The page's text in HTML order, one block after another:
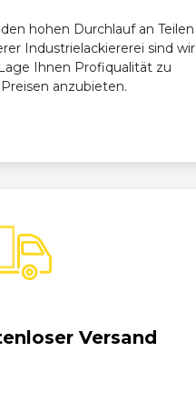
hohen Durchlauf an Teilen
Industrielackiererei sind wir
Ihnen Profiqualität zu
anzubieten.
Versand